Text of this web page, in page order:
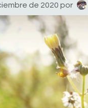
de 2020 por